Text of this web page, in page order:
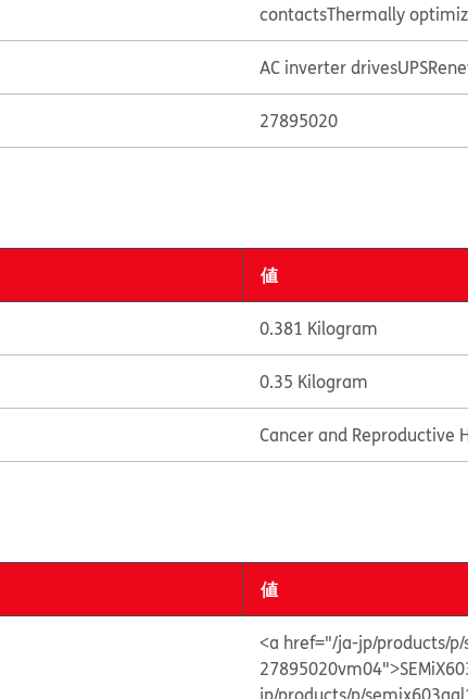
contactsThermally
AC inverter drivesUPS
27895020
値
0.381 Kilogram
0.35 Kilogram
Cancer and Reproductive
値
<a href="/ja-jp/products/